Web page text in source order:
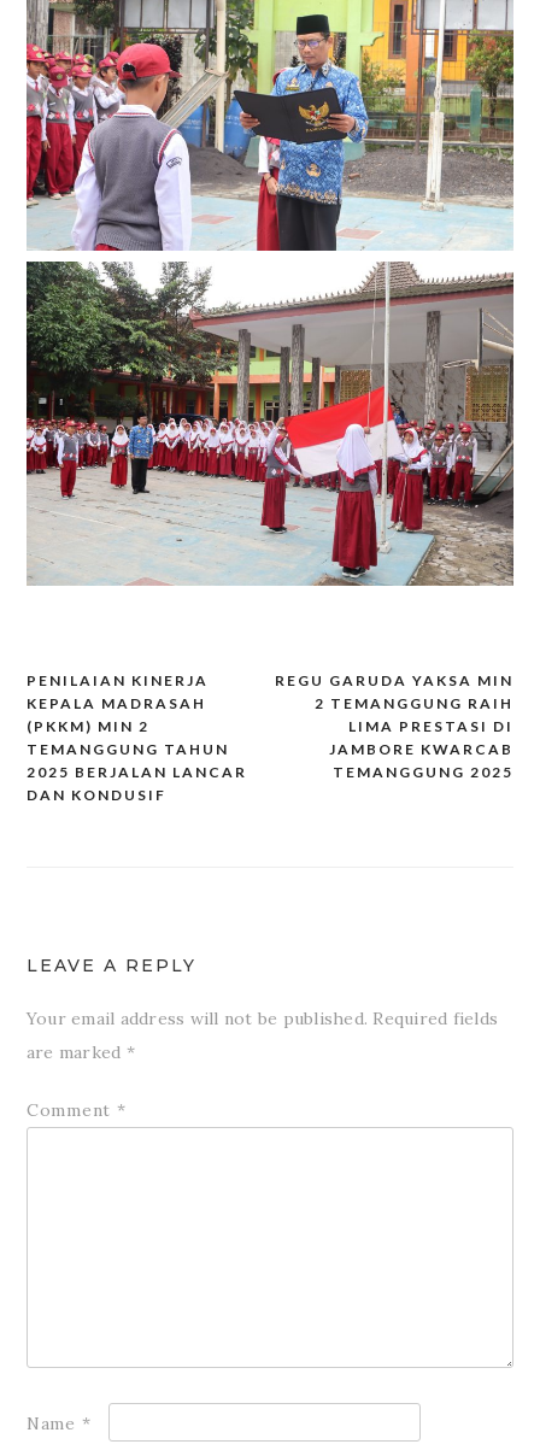
Post
navigation
REGU GARUDA YAKSA MIN
2 TEMANGGUNG RAIH
LIMA PRESTASI DI
JAMBORE KWARCAB
TEMANGGUNG 2025
PENILAIAN KINERJA
KEPALA MADRASAH
(PKKM) MIN 2
TEMANGGUNG TAHUN
2025 BERJALAN LANCAR
DAN KONDUSIF
LEAVE A REPLY
Your email address will not be published. Required fields
are marked *
Comment *
Name *